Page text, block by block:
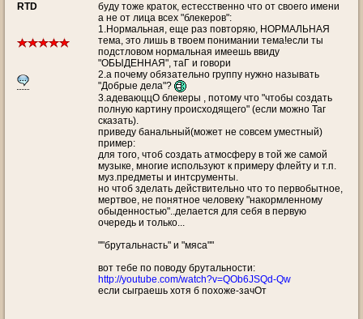
RTD
буду тоже краток, естесственно что от своего имени
а не от лица всех "блекеров":
1.Нормальная, еще раз повторяю, НОРМАЛЬНАЯ
тема, это лишь в твоем понимании тема!если ты
подстловом нормальная имеешь ввиду
"ОБЫДЕННАЯ", таГ и говори
2.а почему обязательно группу нужно называть
"Добрые дела"?
3.адеваюццО блекеры , потому что "чтобы создать
полную картину происходящего" (если можно Таг
сказать).
приведу банальный(может не совсем уместный)
пример:
для того, чтоб создать атмосферу в той же самой
музыке, многие используют к примеру флейту и т.п.
муз.предметы и интсрументы.
но чтоб зделать действительно что то первобытное,
мертвое, не понятное человеку "накормленному
обыденностью"..делается для себя в первую
очередь и только...
""брутальнасть" и "мяса""
вот тебе по поводу брутальности:
http://youtube.com/watch?v=QOb6JSQd-Qw
если сыграешь хотя б похоже-зачОт